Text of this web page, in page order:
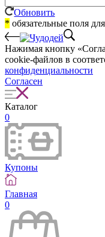
Обновить
* обязательные поля
Нажимая кнопку
cookie-файлов в
конфиденциальности
Согласен
Каталог
0
Купоны
Главная
0